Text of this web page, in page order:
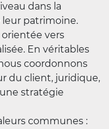
dans la
patrimoine.
vers
En véritables
coordonnons
du client, juridique,
stratégie
communes :